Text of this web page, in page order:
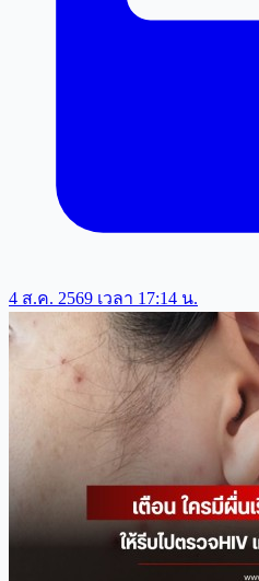
4 ส.ค. 2569 เวลา 17:14 น.